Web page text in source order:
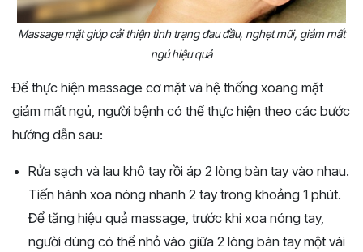
Massage mặt giúp cải thiện tình trạng đau đầu, nghẹt mũi, giảm mất
ngủ hiệu quả
Để thực hiện massage cơ mặt và hệ thống xoang mặt
giảm mất ngủ, người bệnh có thể thực hiện theo các bước
hướng dẫn sau:
Rửa sạch và lau khô tay rồi áp 2 lòng bàn tay vào nhau.
Tiến hành xoa nóng nhanh 2 tay trong khoảng 1 phút.
Để tăng hiệu quả massage, trước khi xoa nóng tay,
người dùng có thể nhỏ vào giữa 2 lòng bàn tay một vài